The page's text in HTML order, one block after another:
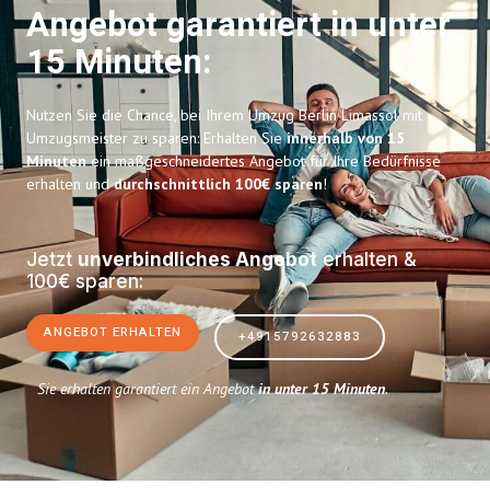
Angebot garantiert in unter
15 Minuten:
Nutzen Sie die Chance, bei Ihrem Umzug Berlin Limassol mit
Umzugsmeister zu sparen: Erhalten Sieinnerhalb von 15
Minutenein maßgeschneidertes Angebot für Ihre Bedürfnisse
erhalten unddurchschnittlich 100€ sparen!
Jetzt unverbindliches Angeboterhalten &
100€ sparen:
ANGEBOT ERHALTEN +4915792632883
Sie erhalten garantiert ein Angebotin unter 15 Minuten.